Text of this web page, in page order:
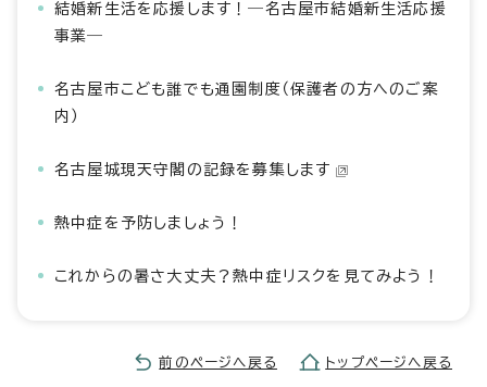
結婚新生活を応援します！―名古屋市結婚新生活応援
事業―
名古屋市こども誰でも通園制度（保護者の方へのご案
内）
名古屋城現天守閣の記録を募集します
熱中症を予防しましょう！
これからの暑さ大丈夫？熱中症リスクを見てみよう！
前のページへ戻る トップページへ戻る